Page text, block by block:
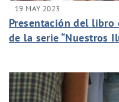
19 MAY 2023
Presentación del libro
de la serie “Nuestros